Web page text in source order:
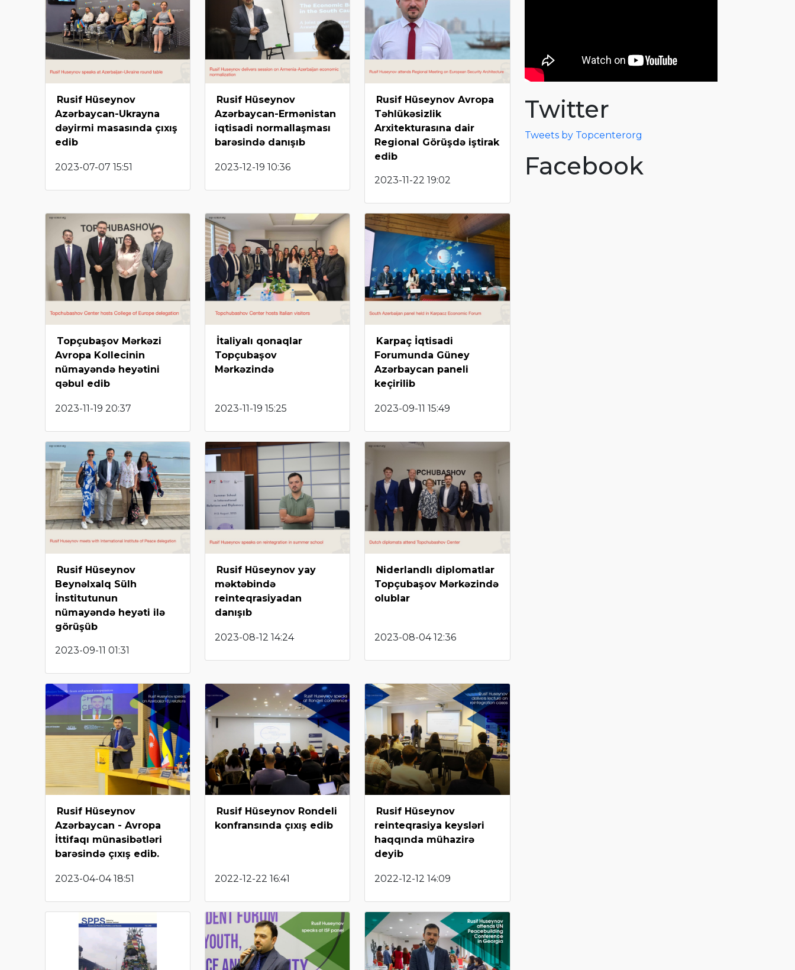
Rusif Hüseynov
Azərbaycan-Ukrayna
dəyirmi masasında çıxış
edib
2023-07-07 15:51
Rusif Hüseynov
Azərbaycan-Ermənistan
iqtisadi normallaşması
barəsində danışıb
2023-12-19 10:36
Rusif Hüseynov Avropa
Təhlükəsizlik
Arxitekturasına dair
Regional Görüşdə iştirak
edib
2023-11-22 19:02
Topçubaşov Mərkəzi
Avropa Kollecinin
nümayəndə heyətini
qəbul edib
2023-11-19 20:37
İtaliyalı qonaqlar
Topçubaşov
Mərkəzində
2023-11-19 15:25
Karpaç İqtisadi
Forumunda Güney
Azərbaycan paneli
keçirilib
2023-09-11 15:49
Rusif Hüseynov
Beynəlxalq Sülh
İnstitutunun
nümayəndə heyəti ilə
görüşüb
2023-09-11 01:31
Rusif Hüseynov yay
məktəbində
reinteqrasiyadan
danışıb
2023-08-12 14:24
Niderlandlı diplomatlar
Topçubaşov Mərkəzində
olublar
2023-08-04 12:36
Rusif Hüseynov
Azərbaycan - Avropa
İttifaqı münasibətləri
barəsində çıxış edib.
2023-04-04 18:51
Rusif Hüseynov Rondeli
konfransında çıxış edib
2022-12-22 16:41
Rusif Hüseynov
reinteqrasiya keysləri
haqqında mühazirə
deyib
2022-12-12 14:09
Twitter
Tweets by Topcenterorg
Facebook